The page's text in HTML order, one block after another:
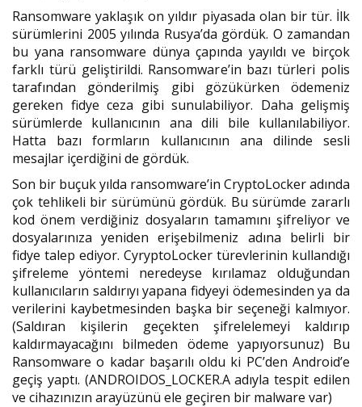
Ransomware yaklaşık on yıldır piyasada olan bir tür. İlk
sürümlerini 2005 yılında Rusya’da gördük. O zamandan
bu yana ransomware dünya çapında yayıldı ve birçok
farklı türü geliştirildi. Ransomware’in bazı türleri polis
tarafından gönderilmiş gibi gözükürken ödemeniz
gereken fidye ceza gibi sunulabiliyor. Daha gelişmiş
sürümlerde kullanıcının ana dili bile kullanılabiliyor.
Hatta bazı formların kullanıcının ana dilinde sesli
mesajlar içerdiğini de gördük.
Son bir buçuk yılda ransomware’in CryptoLocker adında
çok tehlikeli bir sürümünü gördük. Bu sürümde zararlı
kod önem verdiğiniz dosyaların tamamını şifreliyor ve
dosyalarınıza yeniden erişebilmeniz adına belirli bir
fidye talep ediyor. CyryptoLocker türevlerinin kullandığı
şifreleme yöntemi neredeyse kırılamaz olduğundan
kullanıcıların saldırıyı yapana fidyeyi ödemesinden ya da
verilerini kaybetmesinden başka bir seçeneği kalmıyor.
(Saldıran kişilerin geçekten şifrelelemeyi kaldırıp
kaldırmayacağını bilmeden ödeme yapıyorsunuz) Bu
Ransomware o kadar başarılı oldu ki PC’den Android’e
geçiş yaptı. (ANDROIDOS_LOCKER.A adıyla tespit edilen
ve cihazınızın arayüzünü ele geçiren bir malware var)